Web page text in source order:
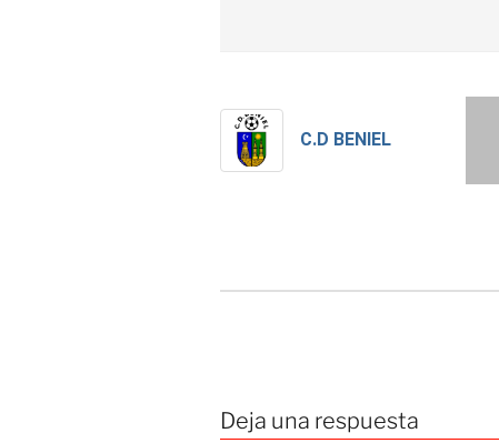
C.D BENIEL
Deja una respuesta